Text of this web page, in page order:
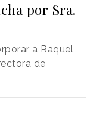
por Sra.
a Raquel
de